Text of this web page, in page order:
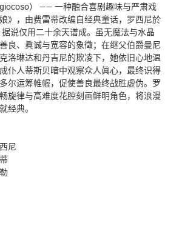
） —— 一种融合喜剧趣味与严肃戏
》，由费雷蒂改编自经典童话，罗西尼於
说仅用二十余天谱成。虽无魔法与水晶
良、眞诚与宽容的象徵；在继父伯爵曼尼
洛琳达和丹吉尼的欺凌下，她依旧心地温
仆人蒂斯贝暗中观察众人眞心，最终识得
尔运筹帷幄，促使善良最终战胜虚伪。罗
旋律与高难度花腔刻画鲜明角色，将浪漫
经典。
尼